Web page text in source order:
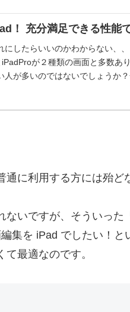
！ 充分満足できる性能
にしたらいいのかわからない、
が２種類の画面と多数あ
が多いのではないでしょうか？
に利用する方には殆ど
いですが、そういった
集を iPad でしたい！と
最適なのです。